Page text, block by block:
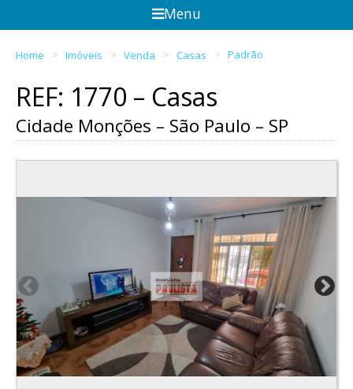
Menu
Home Imóveis Venda Casas Padrão
REF: 1770 – Casas
Cidade Monções – São Paulo – SP